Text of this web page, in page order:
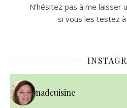
N’hésitez pas à me laisser
si vous les testez
nadcuisine